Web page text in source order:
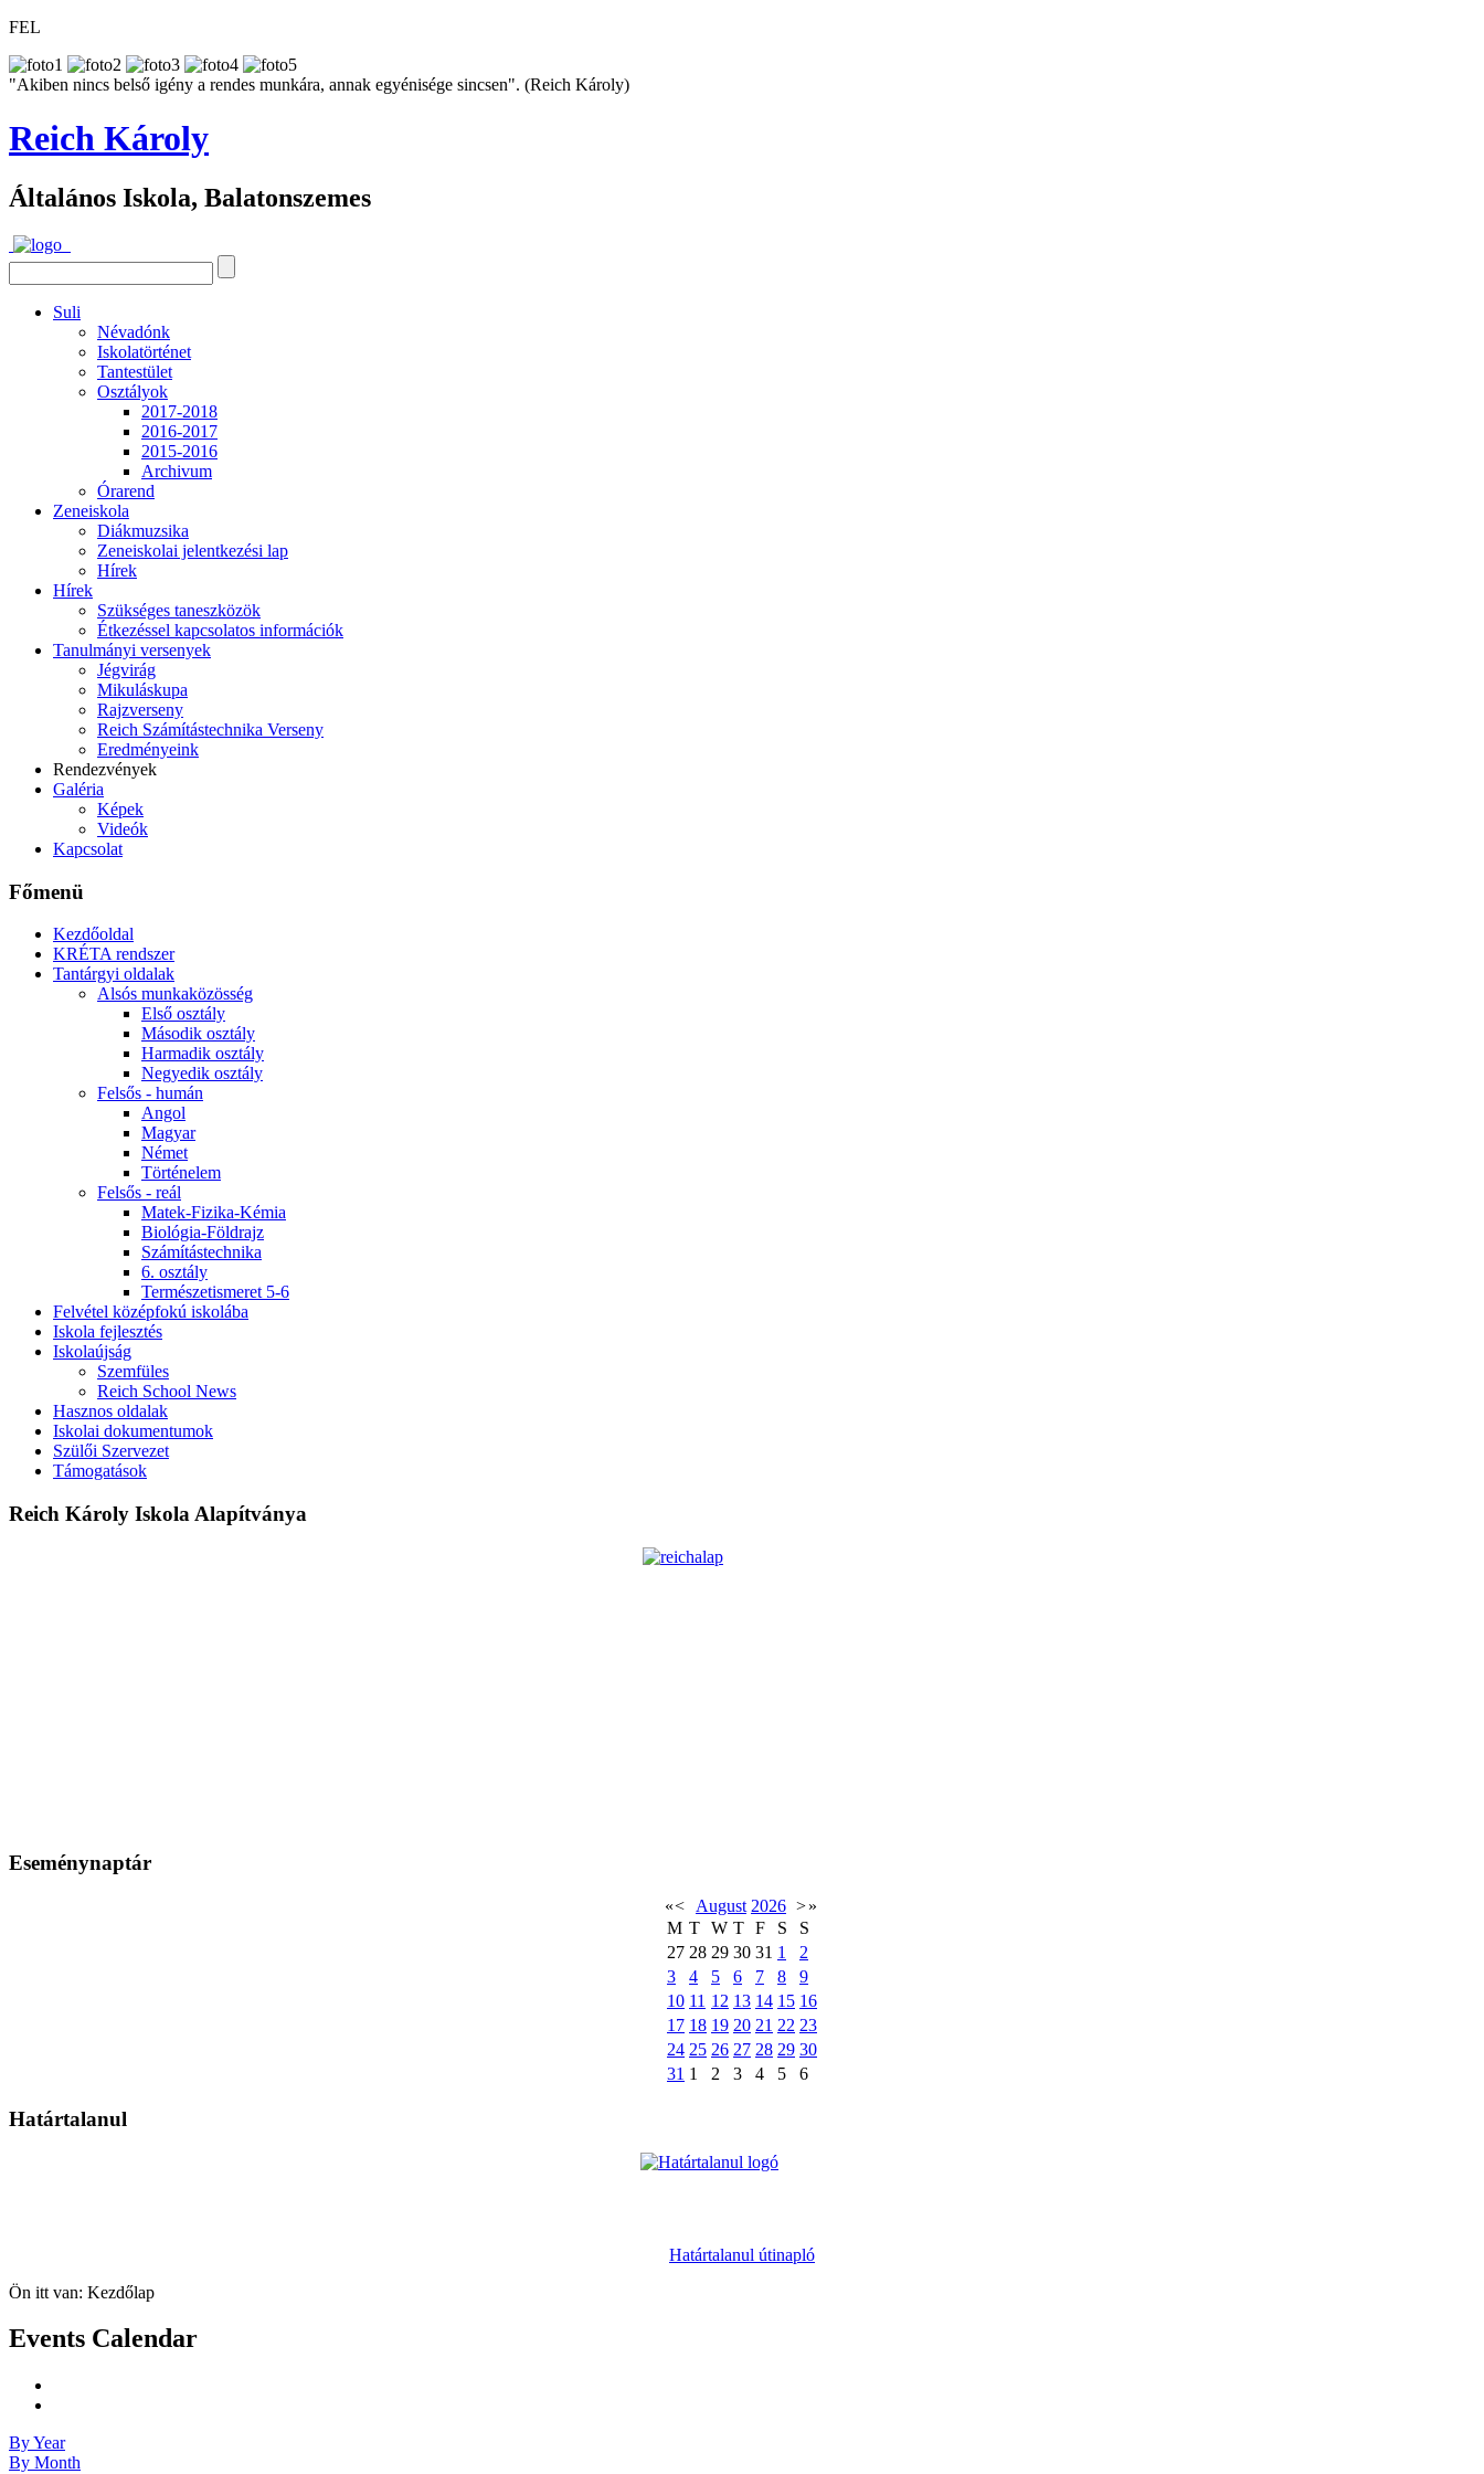
FEL
"Akiben nincs belső igény a rendes munkára, annak egyénisége sincsen". (Reich Károly)
Reich Károly
Általános Iskola, Balatonszemes
Suli
Névadónk
Iskolatörténet
Tantestület
Osztályok
2017-2018
2016-2017
2015-2016
Archivum
Órarend
Zeneiskola
Diákmuzsika
Zeneiskolai jelentkezési lap
Hírek
Hírek
Szükséges taneszközök
Étkezéssel kapcsolatos információk
Tanulmányi versenyek
Jégvirág
Mikuláskupa
Rajzverseny
Reich Számítástechnika Verseny
Eredményeink
Rendezvények
Galéria
Képek
Videók
Kapcsolat
Főmenü
Kezdőoldal
KRÉTA rendszer
Tantárgyi oldalak
Alsós munkaközösség
Első osztály
Második osztály
Harmadik osztály
Negyedik osztály
Felsős - humán
Angol
Magyar
Német
Történelem
Felsős - reál
Matek-Fizika-Kémia
Biológia-Földrajz
Számítástechnika
6. osztály
Természetismeret 5-6
Felvétel középfokú iskolába
Iskola fejlesztés
Iskolaújság
Szemfüles
Reich School News
Hasznos oldalak
Iskolai dokumentumok
Szülői Szervezet
Támogatások
Reich Károly Iskola Alapítványa
Eseménynaptár
«< August 2026 >»
M T W T F S
S
27 28 29 30 31 1
2
3
4 5 6 7 8
9
10 11 12 13 14 15 16
17 18 19 20 21 22 23
24 25 26 27 28 29 30
31 1 2 3 4 5 6
Határtalanul
Határtalanul útinapló
Ön itt van: Kezdőlap
Events Calendar
By Year
By Month